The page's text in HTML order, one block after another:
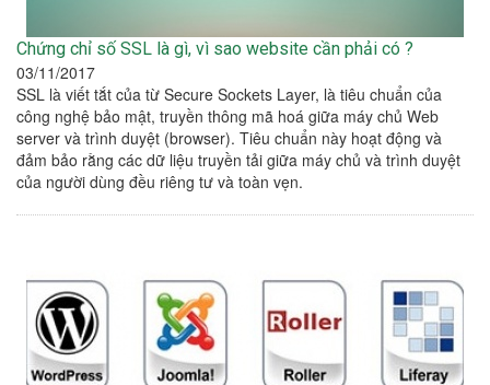
Chứng chỉ số SSL là gì, vì sao website cần phải có ?
03/11/2017
SSL là viết tắt của từ Secure Sockets Layer, là tiêu chuẩn của
công nghệ bảo mật, truyền thông mã hoá giữa máy chủ Web
server và trình duyệt (browser). Tiêu chuẩn này hoạt động và
đảm bảo rằng các dữ liệu truyền tải giữa máy chủ và trình duyệt
của người dùng đều riêng tư và toàn vẹn.